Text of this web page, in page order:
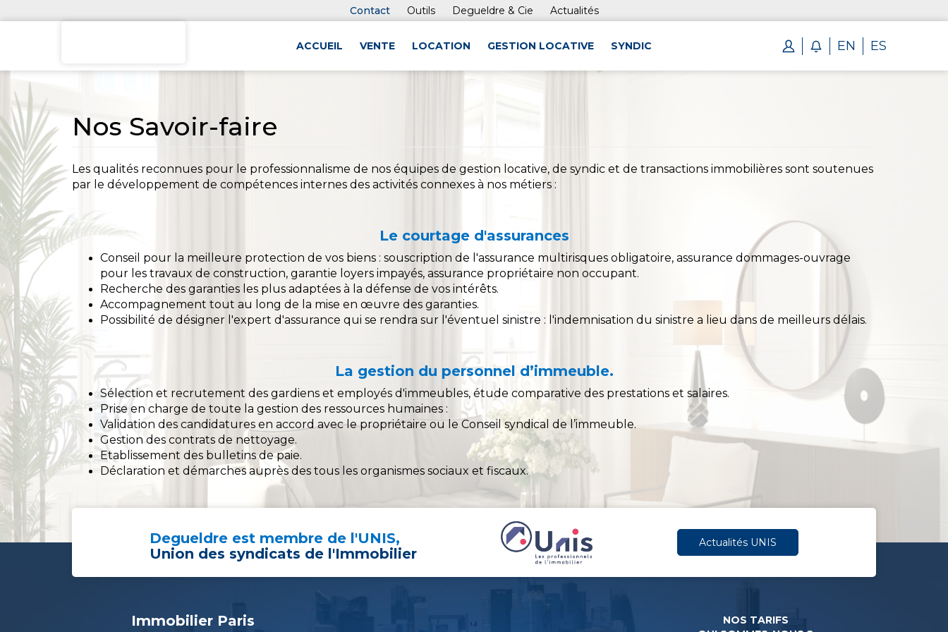
Contact Outils Degueldre & Cie Actualités
ACCUEIL VENTE LOCATION GESTION LOCATIVE SYNDIC EN ES
Nos Savoir-faire
Les qualités reconnues pour le professionnalisme de nos équipes de gestion locative, de syndic et de transactions immobilières sont soutenues
par le développement de compétences internes des activités connexes à nos métiers :
Le courtage d'assurances
Conseil pour la meilleure protection de vos biens : souscription de l'assurance multirisques obligatoire, assurance dommages-ouvrage
pour les travaux de construction, garantie loyers impayés, assurance propriétaire non occupant.
Recherche des garanties les plus adaptées à la défense de vos intérêts.
Accompagnement tout au long de la mise en œuvre des garanties.
Possibilité de désigner l'expert d'assurance qui se rendra sur l'éventuel sinistre : l'indemnisation du sinistre a lieu dans de meilleurs délais.
La gestion du personnel d’immeuble.
Sélection et recrutement des gardiens et employés d'immeubles, étude comparative des prestations et salaires.
Prise en charge de toute la gestion des ressources humaines :
Validation des candidatures en accord avec le propriétaire ou le Conseil syndical de l’immeuble.
Gestion des contrats de nettoyage.
Etablissement des bulletins de paie.
Déclaration et démarches auprès des tous les organismes sociaux et fiscaux.
Degueldre est membre de l'UNIS,
Union des syndicats de l'Immobilier
Actualités UNIS
Immobilier Paris
NOS TARIFS